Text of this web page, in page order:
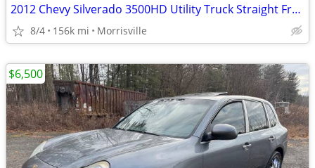
2012 Chevy Silverado 3500HD Utility Truck Straight From Florida
8/4 156k mi Morrisville
$6,500